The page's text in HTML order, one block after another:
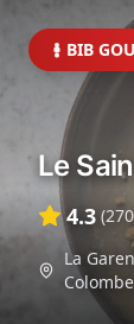
BIB
Le
4.3 (270
La